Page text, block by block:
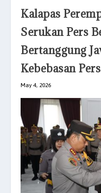
Kalapas
Serukan Pers
Bertanggung
Kebebasan
May 4, 2026